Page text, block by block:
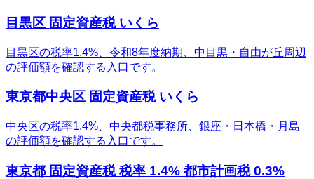
目黒区 固定資産税 いくら
目黒区の税率1.4%、令和8年度納期、中目黒・自由が丘周辺
の評価額を確認する入口です。
東京都中央区 固定資産税 いくら
中央区の税率1.4%、中央都税事務所、銀座・日本橋・月島
の評価額を確認する入口です。
東京都 固定資産税 税率 1.4% 都市計画税 0.3%